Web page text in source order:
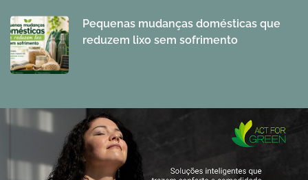
Pequenas mudanças domésticas que
reduzem lixo sem sofrimento